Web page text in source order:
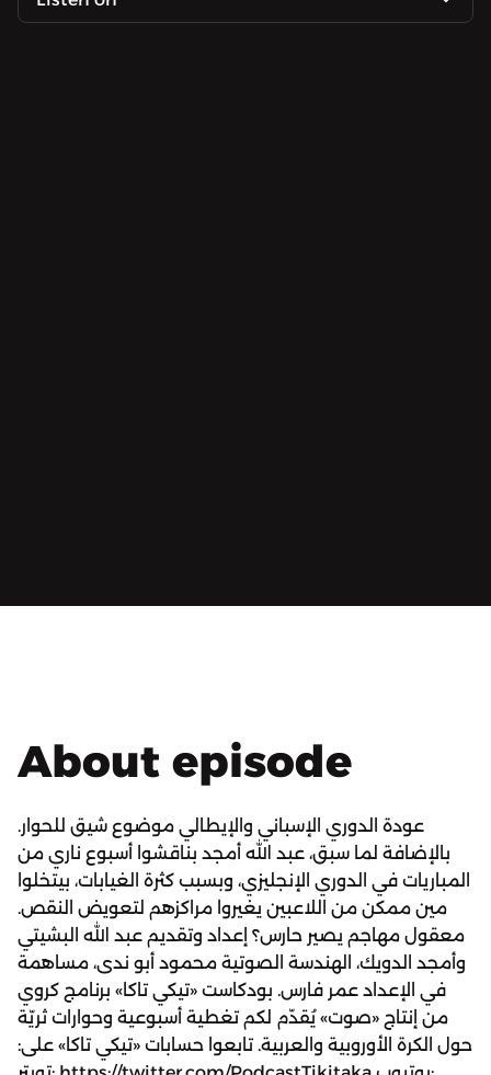
About episode
عودة الدوري الإسباني والإيطالي موضوع شيق للحوار.
بالإضافة لما سبق، عبد الله أمجد بناقشوا أسبوع ناري من
المباريات في الدوري الإنجليزي، وبسبب كثرة الغيابات، بيتخلوا
مين ممكن من اللاعبين يغيروا مراكزهم لتعويض النقص.
معقول مهاجم يصير حارس؟ إعداد وتقديم عبد الله البشيتي
وأمجد الدويك، الهندسة الصوتية محمود أبو ندى، مساهمة
في الإعداد عمر فارس. بودكاست «تيكي تاكا» برنامج كروي
من إنتاج «صوت» يُقدّم لكم تغطية أسبوعية وحوارات ثريّة
حول الكرة الأوروبية والعربية. تابعوا حسابات «تيكي تاكا» على: